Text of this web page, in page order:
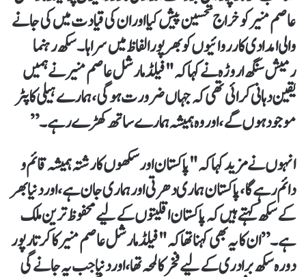
عاصم منیر کو خراج تحسین پیش کیا اور ان کی قیادت میں کی جانے
والی امدادی کارروائیوں کو بھرپور الفاظ میں سراہا۔ سکھ رہنما
رمیش سنگھ اروڑہ نے کہا کہ "فیلڈ مارشل عاصم منیر نے ہمیں
یقین دہانی کرائی تھی کہ جہاں ضرورت ہوگی، ہمارے ہیلی کاپٹر
موجود ہوں گے، اور وہ ہمیشہ ہمارے ساتھ کھڑے رہے۔”
انہوں نے مزید کہا کہ "پاکستان اور سکھوں کا رشتہ ہمیشہ قائم و
دائم رہے گا، پاکستان ہماری دھرتی اور ہماری جان ہے، اور دنیا بھر
کے سکھ کہتے ہیں کہ پاکستان اقلیتوں کے لیے محفوظ ترین ملک
ہے۔” ان کا یہ بھی کہنا تھا کہ "فیلڈ مارشل عاصم منیر کا کرتارپور
دورہ سکھ برادری کے لیے فخر کا لمحہ تھا، اور دنیا جب یہ جانے گی